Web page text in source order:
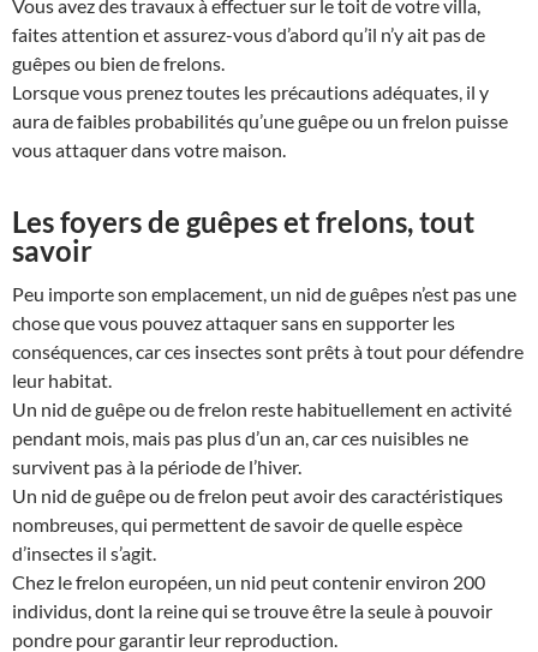
Vous avez des travaux à effectuer sur le toit de votre villa,
faites attention et assurez-vous d’abord qu’il n’y ait pas de
guêpes ou bien de frelons.
Lorsque vous prenez toutes les précautions adéquates, il y
aura de faibles probabilités qu’une guêpe ou un frelon puisse
vous attaquer dans votre maison.
Les foyers de guêpes et frelons, tout
savoir
Peu importe son emplacement, un nid de guêpes n’est pas une
chose que vous pouvez attaquer sans en supporter les
conséquences, car ces insectes sont prêts à tout pour défendre
leur habitat.
Un nid de guêpe ou de frelon reste habituellement en activité
pendant mois, mais pas plus d’un an, car ces nuisibles ne
survivent pas à la période de l’hiver.
Un nid de guêpe ou de frelon peut avoir des caractéristiques
nombreuses, qui permettent de savoir de quelle espèce
d’insectes il s’agit.
Chez le frelon européen, un nid peut contenir environ 200
individus, dont la reine qui se trouve être la seule à pouvoir
pondre pour garantir leur reproduction.